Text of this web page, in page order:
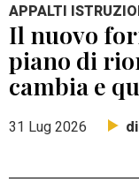
APPALTI
Il nuovo
piano di
cambia e
31 Lug 2026